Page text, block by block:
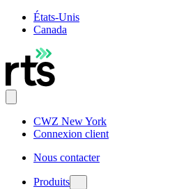
États-Unis
Canada
CWZ New York
Connexion client
Nous contacter
Produits